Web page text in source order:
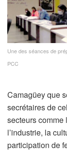
Une des séances de
PCC
Camagüey que
secrétaires de
secteurs comme
l’industrie, la
participation de